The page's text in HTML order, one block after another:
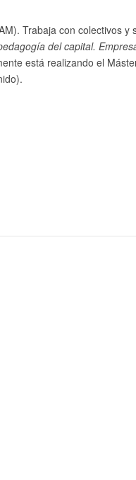
Trabaja con colectivos
del capital.
está realizando el